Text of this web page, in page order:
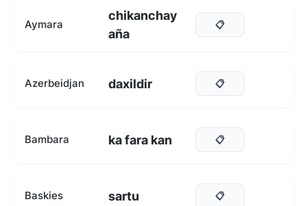
Aymara
chikanchay
aña
📋
Azerbeidjan daxildir 📋
Bambara ka fara kan 📋
Baskies sartu 📋